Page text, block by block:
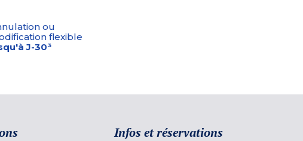
ou
flexible
J-30³
Infos et réservations